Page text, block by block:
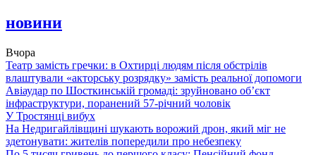
новини
Вчора
Театр замість гречки: в Охтирці людям після обстрілів
влаштували «акторську розрядку» замість реальної допомоги
Авіаудар по Шосткинській громаді: зруйновано об’єкт
інфраструктури, поранений 57-річний чоловік
У Тростянці вибух
На Недригайлівщині шукають ворожий дрон, який міг не
здетонувати: жителів попередили про небезпеку